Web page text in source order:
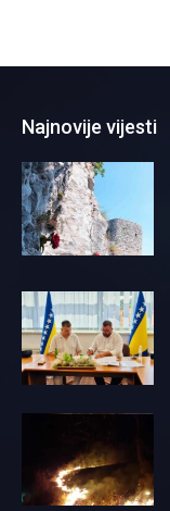
Najnovije vijesti